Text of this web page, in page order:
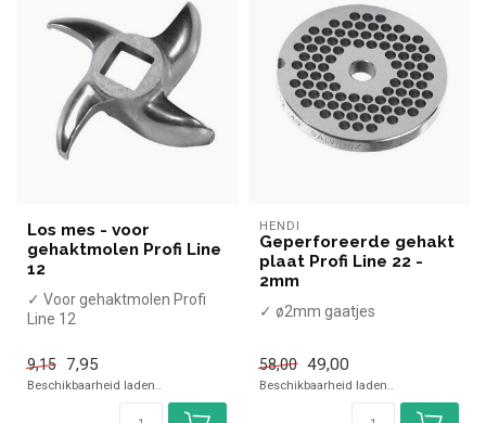
Los mes - voor
gehaktmolen Profi Line
12
✓ Voor gehaktmolen Profi
Line 12
9,15 7,95
Beschikbaarheid laden..
HENDI
Geperforeerde gehakt
plaat Profi Line 22 -
2mm
✓ ø2mm gaatjes
58,00 49,00
Beschikbaarheid laden..